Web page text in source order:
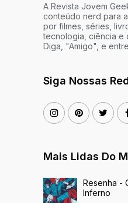
A Revista Jovem
conteúdo nerd para
por filmes, séries,
tecnologia, ciência e
Diga, "Amigo", e
Siga Nossas
Mais Lidas Do
Resenha -
Inferno